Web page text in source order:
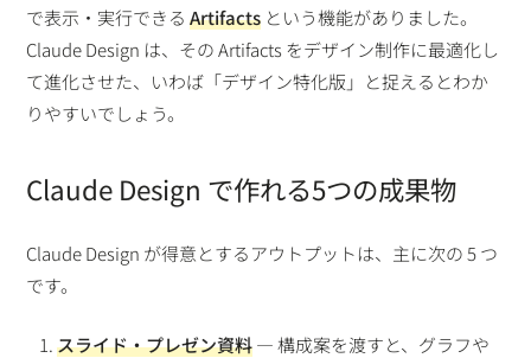
で表示・実行できるArtifacts という機能がありました。
Claude Design は、その Artifacts をデザイン制作に最適化し
て進化させた、いわば「デザイン特化版」と捉えるとわか
りやすいでしょう。
Claude Design で作れる5つの成果物
Claude Design が得意とするアウトプットは、主に次の 5 つ
です。
スライド・プレゼン資料— 構成案を渡すと、グラフや